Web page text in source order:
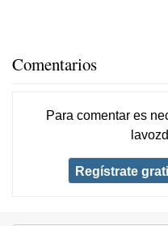
Comentarios
Para comentar es
Regístrate